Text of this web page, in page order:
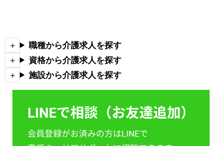
職種から介護求人を探す
資格から介護求人を探す
施設から介護求人を探す